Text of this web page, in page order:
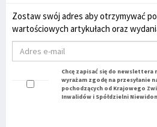
Zostaw swój adres aby otrzymywać
wartościowych artykułach oraz
Chcę zapisać się do newslettera
wyrażam zgodę na przesyłanie
pochodzących od Krajowego
Inwalidów i Spółdzielni